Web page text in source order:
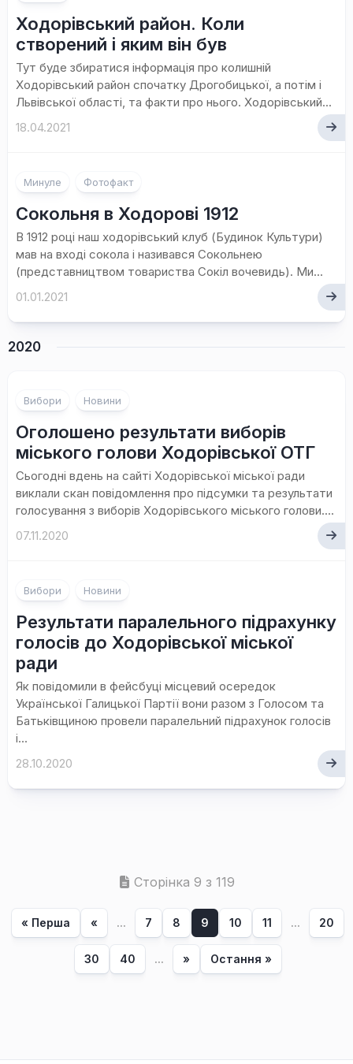
Ходорівський район. Коли
створений і яким він був
Тут буде збиратися інформація про колишній
Ходорівський район спочатку Дрогобицької, а потім і
Львівської області, та факти про нього. Ходорівський...
18.04.2021
Минуле Фотофакт
Сокольня в Ходорові 1912
В 1912 році наш ходорівський клуб (Будинок Культури)
мав на вході сокола і називався Сокольнею
(представництвом товариства Сокіл вочевидь). Ми...
01.01.2021
2020
Вибори Новини
Оголошено результати виборів
міського голови Ходорівської ОТГ
Сьогодні вдень на сайті Ходорівської міської ради
виклали скан повідомлення про підсумки та результати
голосування з виборів Ходорівського міського голови....
07.11.2020
Вибори Новини
Результати паралельного підрахунку
голосів до Ходорівської міської
ради
Як повідомили в фейсбуці місцевий осередок
Української Галицької Партії вони разом з Голосом та
Батьківщиною провели паралельний підрахунок голосів
і...
28.10.2020
Сторінка 9 з 119
« Перша « ... 7 8 9 10 11 ... 20
30 40 ... » Остання »